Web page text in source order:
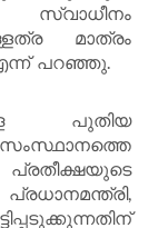
സ്വാധീനം
മാത്രം
പറഞ്ഞു.
പുതിയ
സംസ്ഥാനത്തെ